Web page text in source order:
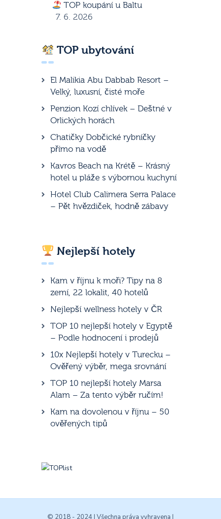
TOP koupání u Baltu
7. 6. 2026
TOP ubytování
El Malikia Abu Dabbab Resort –
Velký, luxusní, čisté moře
Penzion Kozí chlívek – Deštné v
Orlických horách
Chatičky Dobčické rybníčky
přímo na vodě
Kavros Beach na Krétě – Krásný
hotel u pláže s výbornou kuchyní
Hotel Club Calimera Serra Palace
– Pět hvězdiček, hodně zábavy
Nejlepší hotely
Kam v říjnu k moři? Tipy na 8
zemí, 22 lokalit, 40 hotelů
Nejlepší wellness hotely v ČR
TOP 10 nejlepší hotely v Egyptě
– Podle hodnocení i prodejů
10x Nejlepší hotely v Turecku –
Ověřený výběr, mega srovnání
TOP 10 nejlepší hotely Marsa
Alam – Za tento výběr ručím!
Kam na dovolenou v říjnu – 50
ověřených tipů
© 2018 - 2024 | Všechna práva vyhravena |